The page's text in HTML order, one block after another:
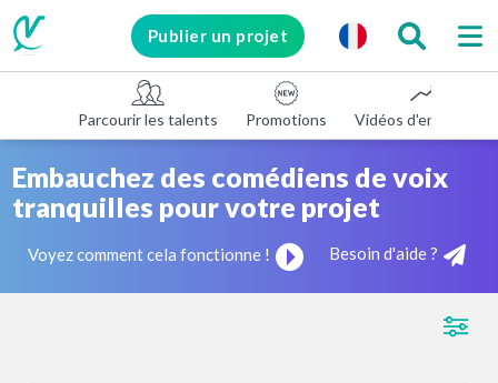
Publier un projet
Parcourir les talents Promotions Vidéos d'entreprise
Embauchez des comédiens de voix
tranquilles pour votre projet
Voyez comment cela fonctionne ! Besoin d'aide ?